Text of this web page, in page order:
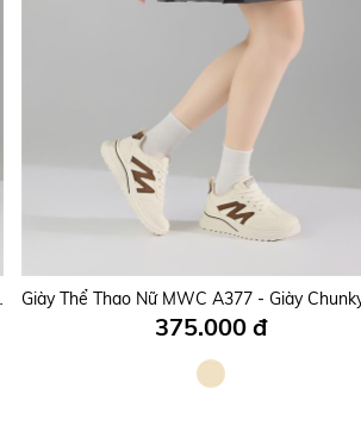
Đẹp, Thời Trang.
375.000 đ
345.000 đ